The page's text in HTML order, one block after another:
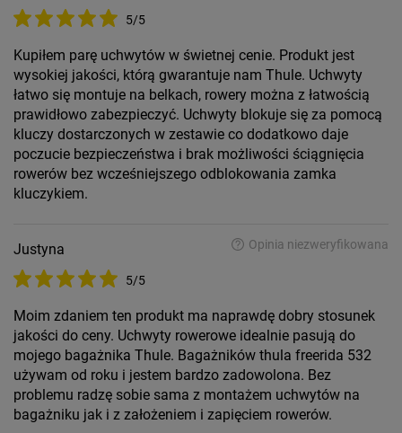
5/5
Kupiłem parę uchwytów w świetnej cenie. Produkt jest
wysokiej jakości, którą gwarantuje nam Thule. Uchwyty
łatwo się montuje na belkach, rowery można z łatwością
prawidłowo zabezpieczyć. Uchwyty blokuje się za pomocą
kluczy dostarczonych w zestawie co dodatkowo daje
poczucie bezpieczeństwa i brak możliwości ściągnięcia
rowerów bez wcześniejszego odblokowania zamka
kluczykiem.
Justyna
5/5
Opinia niezweryfikowana
Moim zdaniem ten produkt ma naprawdę dobry stosunek
jakości do ceny. Uchwyty rowerowe idealnie pasują do
mojego bagażnika Thule. Bagażników thula freerida 532
używam od roku i jestem bardzo zadowolona. Bez
problemu radzę sobie sama z montażem uchwytów na
bagażniku jak i z założeniem i zapięciem rowerów.